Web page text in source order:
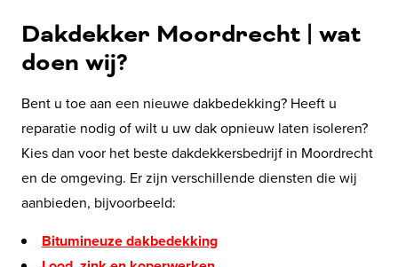
Dakdekker Moordrecht | wat
doen wij?
Bent u toe aan een nieuwe dakbedekking? Heeft u
reparatie nodig of wilt u uw dak opnieuw laten isoleren?
Kies dan voor het beste dakdekkersbedrijf in Moordrecht
en de omgeving. Er zijn verschillende diensten die wij
aanbieden, bijvoorbeeld:
Bitumineuze dakbedekking